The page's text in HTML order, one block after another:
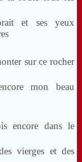
et ses yeux
sur ce rocher
mon beau
encore dans le
vierges et des